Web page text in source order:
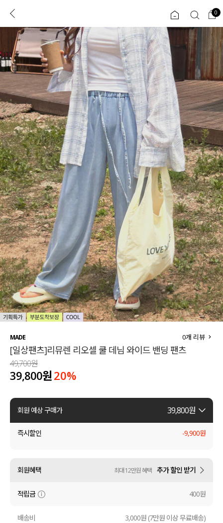
로그인 0
ENG
TW
JP
콘텐츠 리뷰 & 혜택 플러스핏 회원혜택 입
CATEGORY COMMUNITY
도착보장⚡
인플루언서 pick!
신상 5%
베스트
MADE
세트할인 ~30%
하객룩
살안타템
110사이즈
티셔츠
팬츠
셔츠
원피스
수영복
아우터
ALL
익스클루시브
아우터
티셔츠
니트
블라우스
원피스
팬츠
스커트
언더웨어
0
MADE
[일상팬츠]리뮤렌 리오셀 쿨 데님 와이드 밴딩 팬츠
0개 리뷰
49,700원
39,800원 20%
회원 예상 구매가 39,800원
즉시할인 -9,900원
회원혜택 최대 12만원 혜택 추가 할인 받기
적립금 400원
배송비 3,000원 (7만원 이상 무료배송)